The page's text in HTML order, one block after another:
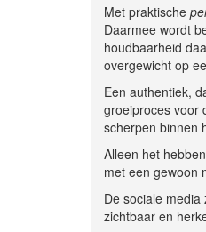
Met praktische
Daarmee wordt
houdbaarheid
overgewicht op
Een authentiek,
groeiproces voor
scherpen binnen
Alleen het
met een gewoon
De sociale
zichtbaar en